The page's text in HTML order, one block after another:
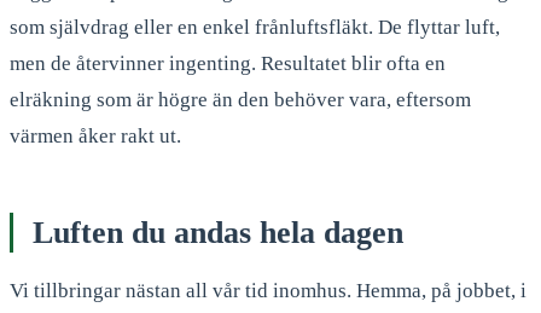
som självdrag eller en enkel frånluftsfläkt. De flyttar luft,
men de återvinner ingenting. Resultatet blir ofta en
elräkning som är högre än den behöver vara, eftersom
värmen åker rakt ut.
Luften du andas hela dagen
Vi tillbringar nästan all vår tid inomhus. Hemma, på jobbet, i